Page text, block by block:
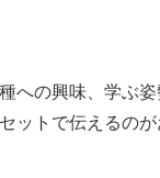
への興味、学ぶ
ットで伝えるのが